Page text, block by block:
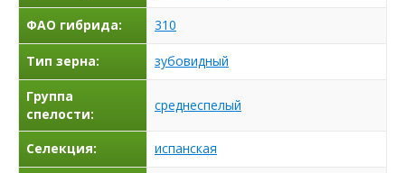
ФАО гибрида: 310
Тип зерна: зубовидный
Группа
спелости:
среднеспелый
Селекция: испанская